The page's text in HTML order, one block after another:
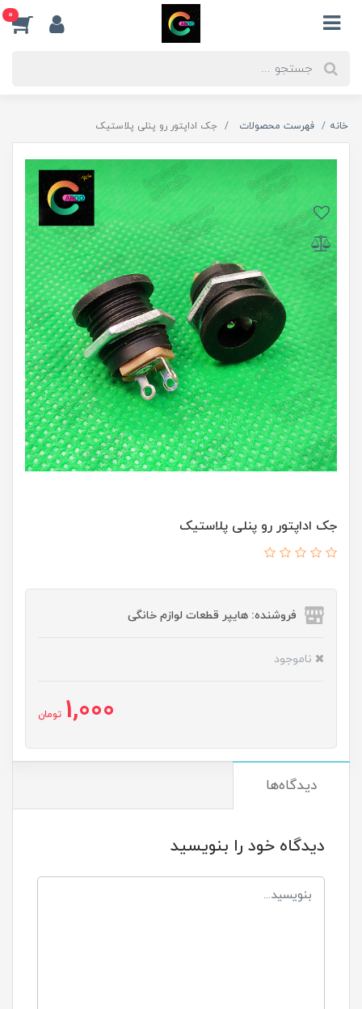
0
خانه فهرست محصولات جک اداپتور رو پنلی پلاستیک
جک اداپتور رو پنلی پلاستیک
فروشنده: هایپر قطعات لوازم خانگی
ناموجود
1,000 تومان
دیدگاه‌ها
دیدگاه خود را بنویسید